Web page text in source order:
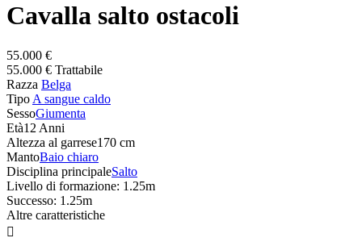
Cavalla salto ostacoli
55.000 €
55.000 € Trattabile
Razza Belga
Tipo A sangue caldo
SessoGiumenta
Età12 Anni
Altezza al garrese170 cm
MantoBaio chiaro
Disciplina principaleSalto
Livello di formazione: 1.25m
Successo: 1.25m
Altre caratteristiche
